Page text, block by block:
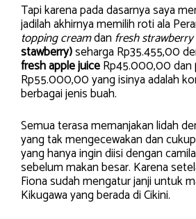
Tapi karena pada dasarnya saya
jadilah akhirnya memilih roti ala
topping creamdan fresh strawberry
stawberry)seharga Rp35.455,00
fresh apple juiceRp45.000,00 dan
Rp55.000,00 yang isinya adalah
berbagai jenis buah.
Semua terasa memanjakan lidah
yang tak mengecewakan dan
yang hanya ingin diisi dengan
sebelum makan besar. Karena
Fiona sudah mengatur janji untuk
Kikugawa yang berada di Cikini.